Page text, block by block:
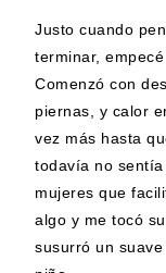
Justo cuando
terminar,
Comenzó con
piernas, y calor
vez más hasta
todavía no
mujeres que
algo y me tocó
susurró un